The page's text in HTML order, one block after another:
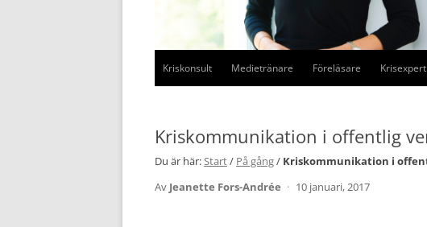
Kriskonsult Medietränare Föreläsare
Kriskommunikation i offentlig
Du är här:Start/ På gång/ Kriskommunikation i
Av Jeanette Fors-Andrée · 10 januari, 2017